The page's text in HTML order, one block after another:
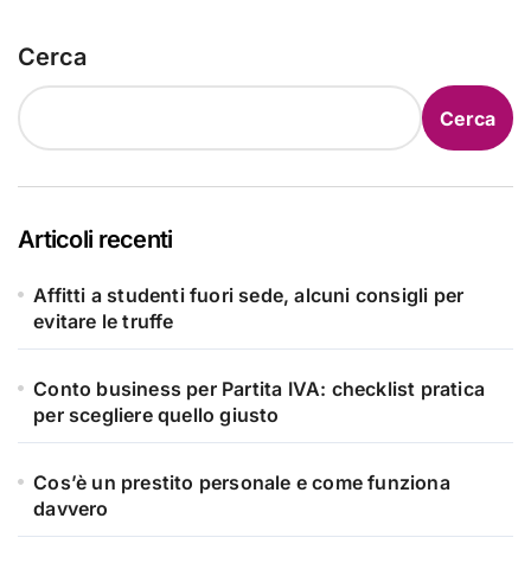
Cerca
Cerca
Articoli recenti
Affitti a studenti fuori sede, alcuni consigli per
evitare le truffe
Conto business per Partita IVA: checklist pratica
per scegliere quello giusto
Cos’è un prestito personale e come funziona
davvero